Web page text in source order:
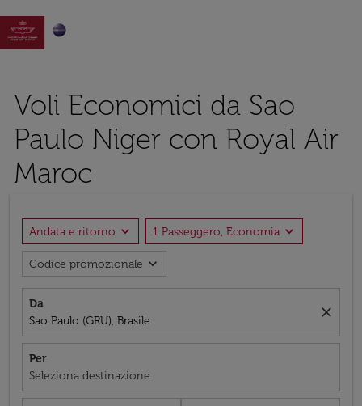

Voli Economici da Sao
Paulo Niger con Royal Air
Maroc
Andata e ritorno expand_more 1 Passeggero, Economia expand_more
Codice promozionale expand_more
Da
Sao Paulo (GRU), Brasile
close
Per
Seleziona destinazione